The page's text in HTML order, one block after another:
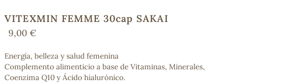
VITEXMIN FEMME 30cap SAKAI
9,00 €
Energía, belleza y salud femenina
Complemento alimenticio a base de Vitaminas, Minerales,
Coenzima Q10 y Ácido hialurónico.